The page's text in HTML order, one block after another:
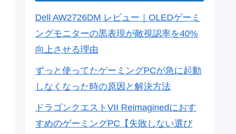
Dell AW2726DM レビュー｜OLEDゲーミ
ングモニターの黒表現が敵視認率を40%
向上させる理由
ずっと使ってたゲーミングPCが急に起動
しなくなった時の原因と解決方法
ドラゴンクエストVII Reimaginedにおす
すめのゲーミングPC【失敗しない選び